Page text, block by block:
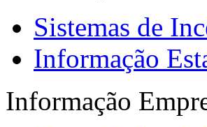
Sistemas de
Informação
Informação